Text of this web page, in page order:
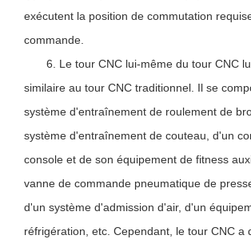
exécutent la position de commutation
commande.
6. Le tour CNC lui-même du tour CNC
similaire au tour CNC traditionnel. Il se
système d'entraînement de roulement de
système d'entraînement de couteau, d'un
console et de son équipement de fitness
vanne de commande pneumatique de
d'un système d'admission d'air, d'un
réfrigération, etc. Cependant, le tour CNC a